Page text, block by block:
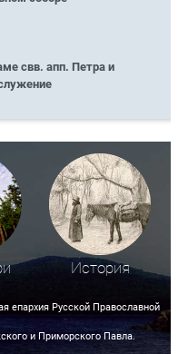
свв. апп. Петра и
История
епархия Русской Православной
и Приморского Павла.